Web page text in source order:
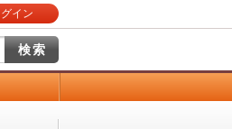
グイン